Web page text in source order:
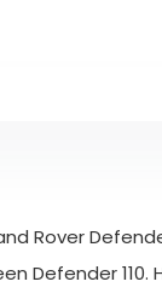
Rover
Defender